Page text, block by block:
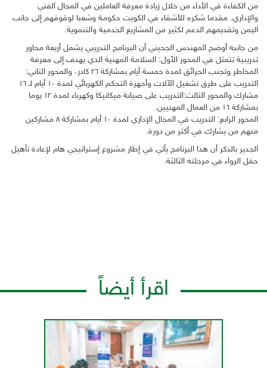
من الكفاءة في الأداء من خلال زيادة معرفة العاملين في المجال الفني
والإداري. مقدما شكره للأشقاء في الكويت حكومة وشعبا لوقوفهم إلى جانب
اليمن وتقديمهم الدعم لكثير من المشاريع الخدمية والتنموية.
من جانبه أوضح المهندس الجحيني أن البرنامج التدريبي يشمل أربعة محاور
تدريبية تتمثل في المحور الأول: السلامة المهنية الذي يهدف إلى معرفة
المخاطر وتجنب الحرائق لمدة خمسة أيام بمشاركة ٢٦ كادر، والمحور الثاني:
التدريب على طرق تشغيل الآلات وأجهزة التحكم الكهربائي لمدة ١٠ أيام لـ ١٦
مشارك والمحور الثالث:التدريب على صيانة ميكانيكا وكهرباء لمدة ١٢ يوما
بمشاركة ١٦ من العمال المهنيين.
المحور الرابع: التدريب في المجال الإداري لمدة ١٠ أيام بمشاركة ٨ مشاركين
منهم من يشارك في أكثر من دورة.
الجدير بالذكر أن هذا البرنامج يأتي في إطار مشروع إستراتيجي هام لإعادة تأهيل
حقل الرواء في مرحلته الثالثة.
اقرأ أيضاً